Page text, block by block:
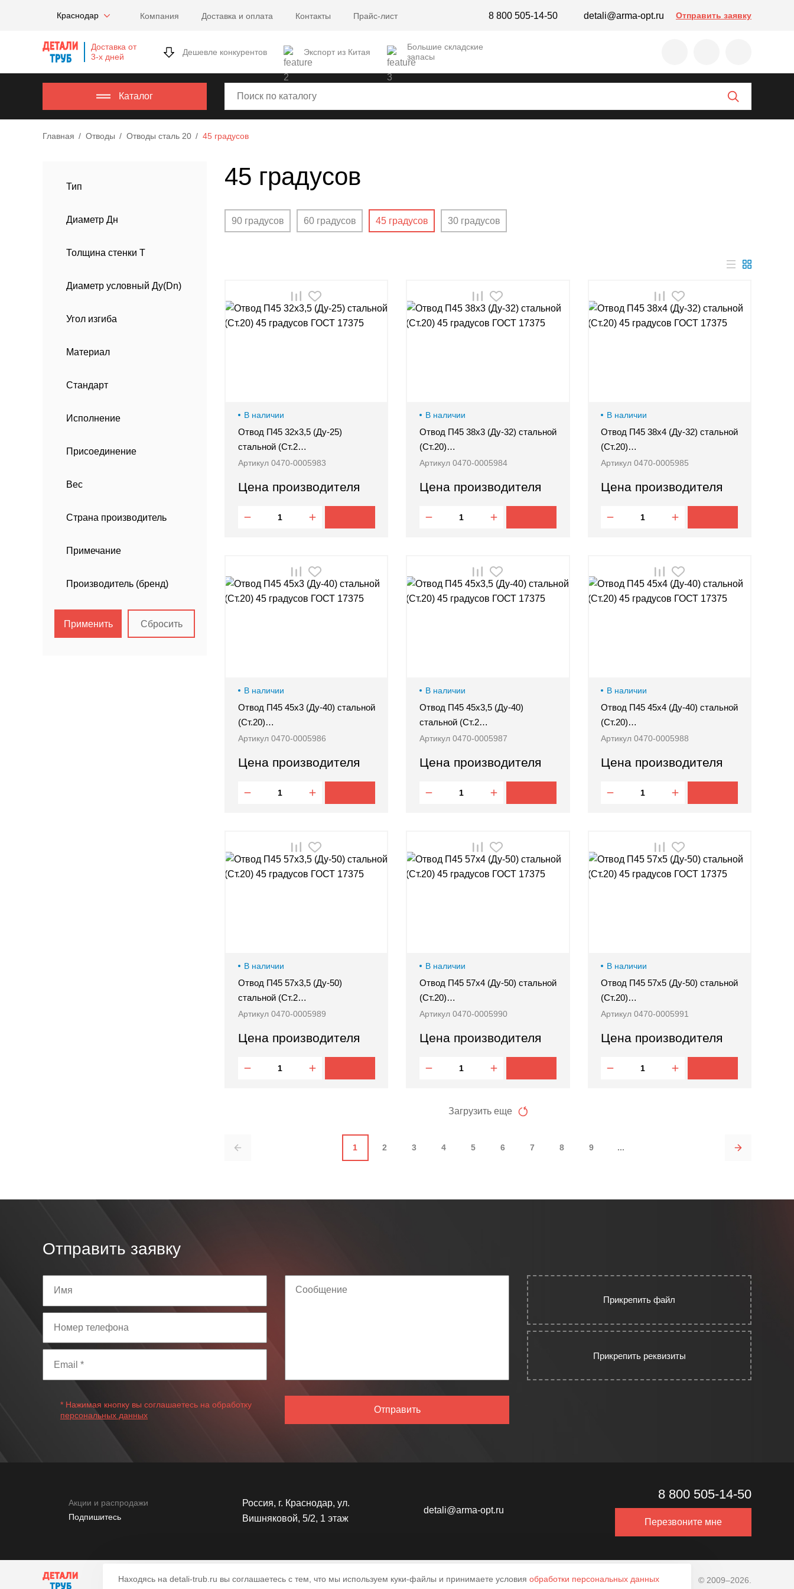
Краснодар Компания Доставка и оплата Контакты Прайс-лист 8 800 505-14-50 detali@arma-opt.ru Отправить заявку
Доставка от
3-х дней
Дешевле конкурентов Экспорт из Китая
Большие складские
запасы
Каталог
Главная Отводы Отводы сталь 20 45 градусов
Тип
Диаметр Дн
Толщина стенки Т
Диаметр условный Ду(Dn)
Угол изгиба
Материал
Стандарт
Исполнение
Присоединение
Вес
Страна производитель
Примечание
Производитель (бренд)
Применить Сбросить
45 градусов
90 градусов 60 градусов 45 градусов 30 градусов
В наличии
Отвод П45 32х3,5 (Ду-25)
стальной (Ст.2…
Артикул 0470-0005983
Цена производителя
В наличии
Отвод П45 38х3 (Ду-32) стальной
(Ст.20)…
Артикул 0470-0005984
Цена производителя
В наличии
Отвод П45 38х4 (Ду-32) стальной
(Ст.20)…
Артикул 0470-0005985
Цена производителя
В наличии
Отвод П45 45х3 (Ду-40) стальной
(Ст.20)…
Артикул 0470-0005986
Цена производителя
В наличии
Отвод П45 45х3,5 (Ду-40)
стальной (Ст.2…
Артикул 0470-0005987
Цена производителя
В наличии
Отвод П45 45х4 (Ду-40) стальной
(Ст.20)…
Артикул 0470-0005988
Цена производителя
В наличии
Отвод П45 57х3,5 (Ду-50)
стальной (Ст.2…
Артикул 0470-0005989
Цена производителя
В наличии
Отвод П45 57х4 (Ду-50) стальной
(Ст.20)…
Артикул 0470-0005990
Цена производителя
В наличии
Отвод П45 57х5 (Ду-50) стальной
(Ст.20)…
Артикул 0470-0005991
Цена производителя
Загрузить еще
1 2 3 4 5 6 7 8 9 ...
Отправить заявку
Прикрепить файл
Прикрепить реквизиты
* Нажимая кнопку вы соглашаетесь на обработку
персональных данных
Отправить
Акции и распродажи
Подпишитесь
Россия, г. Краснодар, ул.
Вишняковой, 5/2, 1 этаж
detali@arma-opt.ru
8 800 505-14-50
Перезвоните мне
© 2009–2026.
Находясь на detali-trub.ru вы соглашаетесь с тем, что мы используем куки-файлы и принимаете условия обработки персональных данных
Московская
info@example.com